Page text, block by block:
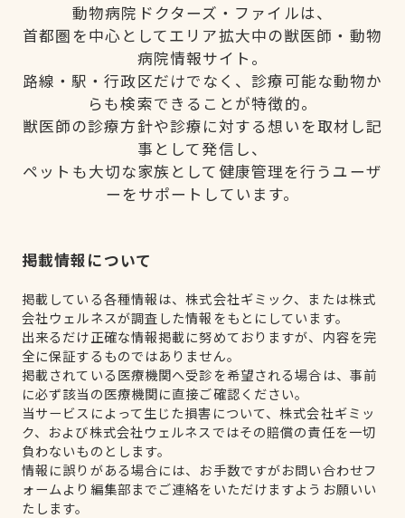
動物病院ドクターズ・ファイルは、
首都圏を中心としてエリア拡大中の獣医師・動物
病院情報サイト。
路線・駅・行政区だけでなく、診療可能な動物か
らも検索できることが特徴的。
獣医師の診療方針や診療に対する想いを取材し記
事として発信し、
ペットも大切な家族として健康管理を行うユーザ
ーをサポートしています。
掲載情報について
掲載している各種情報は、株式会社ギミック、または株式
会社ウェルネスが調査した情報をもとにしています。
出来るだけ正確な情報掲載に努めておりますが、内容を完
全に保証するものではありません。
掲載されている医療機関へ受診を希望される場合は、事前
に必ず該当の医療機関に直接ご確認ください。
当サービスによって生じた損害について、株式会社ギミッ
ク、および株式会社ウェルネスではその賠償の責任を一切
負わないものとします。
情報に誤りがある場合には、お手数ですがお問い合わせフ
ォームより編集部までご連絡をいただけますようお願いい
たします。